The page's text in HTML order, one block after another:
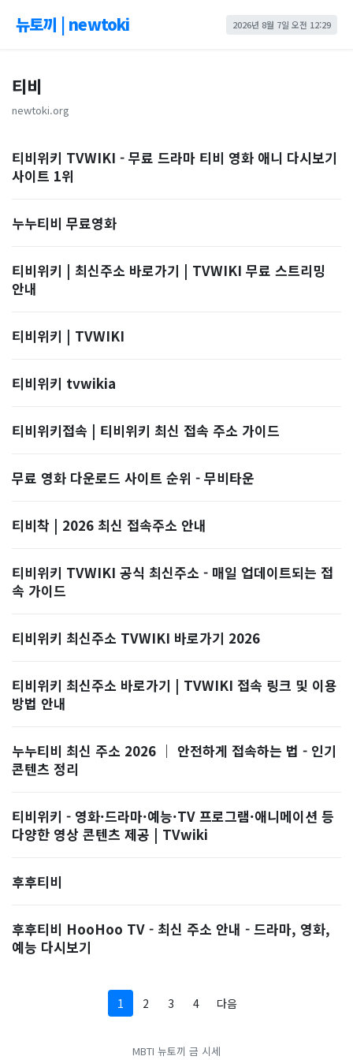
뉴토끼 | newtoki 2026년 8월 7일 오전 12:29
티비
newtoki.org
티비위키 TVWIKI - 무료 드라마 티비 영화 애니 다시보기
사이트 1위
누누티비 무료영화
티비위키 | 최신주소 바로가기 | TVWIKI 무료 스트리밍
안내
티비위키 | TVWIKI
티비위키 tvwikia
티비위키접속 | 티비위키 최신 접속 주소 가이드
무료 영화 다운로드 사이트 순위 - 무비타운
티비착 | 2026 최신 접속주소 안내
티비위키 TVWIKI 공식 최신주소 - 매일 업데이트되는 접
속 가이드
티비위키 최신주소 TVWIKI 바로가기 2026
티비위키 최신주소 바로가기 | TVWIKI 접속 링크 및 이용
방법 안내
누누티비 최신 주소 2026 ｜ 안전하게 접속하는 법 - 인기
콘텐츠 정리
티비위키 - 영화·드라마·예능·TV 프로그램·애니메이션 등
다양한 영상 콘텐츠 제공 | TVwiki
후후티비
후후티비 HooHoo TV - 최신 주소 안내 - 드라마, 영화,
예능 다시보기
1 2 3 4 다음
MBTI 뉴토끼 금 시세